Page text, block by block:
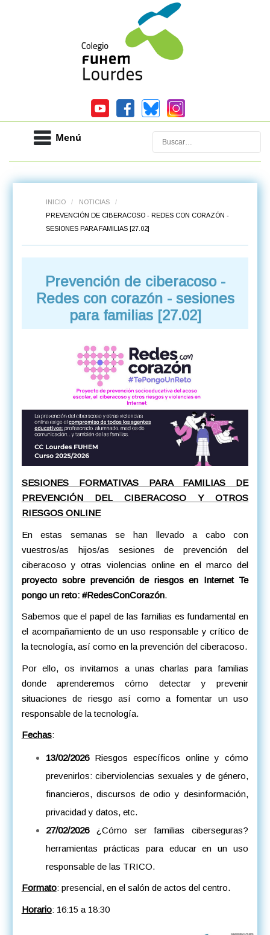
Menú Buscar
INICIO / NOTICIAS
/
PREVENCIÓN DE CIBERACOSO - REDES CON CORAZÓN -
SESIONES PARA FAMILIAS [27.02]
Prevención de ciberacoso -
Redes con corazón - sesiones
para familias [27.02]
SESIONES FORMATIVAS PARA FAMILIAS DE
PREVENCIÓN DEL CIBERACOSO Y OTROS
RIESGOS ONLINE
En estas semanas se han llevado a cabo con
vuestros/as hijos/as sesiones de prevención del
ciberacoso y otras violencias online en el marco del
proyecto sobre prevención de riesgos en Internet Te
pongo un reto: #RedesConCorazón.
Sabemos que el papel de las familias es fundamental en
el acompañamiento de un uso responsable y crítico de
la tecnología, así como en la prevención del ciberacoso.
Por ello, os invitamos a unas charlas para familias
donde aprenderemos cómo detectar y prevenir
situaciones de riesgo así como a fomentar un uso
responsable de la tecnología.
Fechas:
13/02/2026
Riesgos específicos online y cómo
prevenirlos: ciberviolencias sexuales y de género,
financieros, discursos de odio y desinformación,
privacidad y datos, etc.
27/02/2026
¿Cómo ser familias ciberseguras?
herramientas prácticas para educar en un uso
responsable de las TRICO.
Formato: presencial, en el salón de actos del centro.
Horario: 16:15 a 18:30